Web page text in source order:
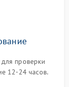
проверки
12-24 часов.
отсутствия